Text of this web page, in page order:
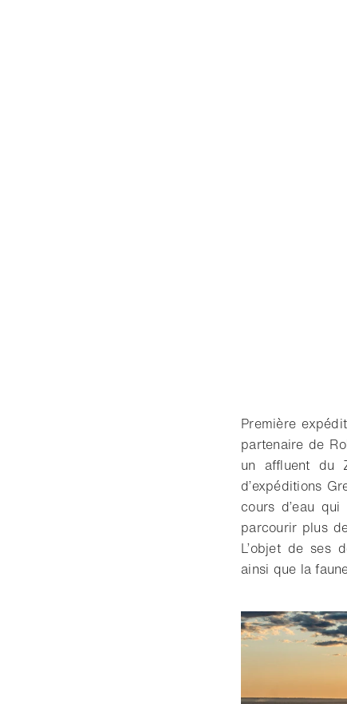
Première
partenaire de
un affluent du
d’expéditions
cours d’eau
parcourir plus
L’objet de ses
ainsi que la